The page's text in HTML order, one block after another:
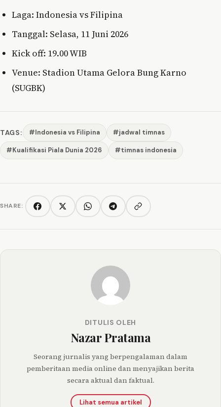
Laga: Indonesia vs Filipina
Tanggal: Selasa, 11 Juni 2026
Kick off: 19.00 WIB
Venue: Stadion Utama Gelora Bung Karno
(SUGBK)
TAGS: #Indonesia vs Filipina #jadwal timnas
#Kualifikasi Piala Dunia 2026 #timnas indonesia
SHARE: FacebookTwitter/XWhatsAppTelegramCopy link
DITULIS OLEH
Nazar Pratama
Seorang jurnalis yang berpengalaman dalam
pemberitaan media online dan menyajikan berita
secara aktual dan faktual.
Lihat semua artikel